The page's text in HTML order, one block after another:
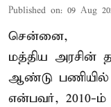
Published on: 09 Aug
சென்னை,
மத்திய அரசின்
ஆண்டு பணியில்
என்பவர், 2010-